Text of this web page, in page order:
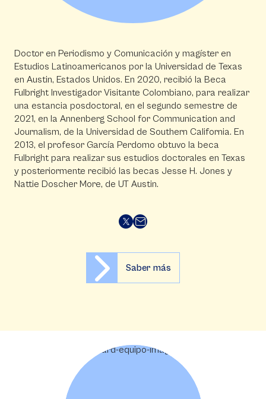
Doctor en Periodismo y Comunicación y magíster en
Estudios Latinoamericanos por la Universidad de Texas
en Austin, Estados Unidos. En 2020, recibió la Beca
Fulbright Investigador Visitante Colombiano, para realizar
una estancia posdoctoral, en el segundo semestre de
2021, en la Annenberg School for Communication and
Journalism, de la Universidad de Southern California. En
2013, el profesor García Perdomo obtuvo la beca
Fulbright para realizar sus estudios doctorales en Texas
y posteriormente recibió las becas Jesse H. Jones y
Nattie Doscher More, de UT Austin.
Saber más